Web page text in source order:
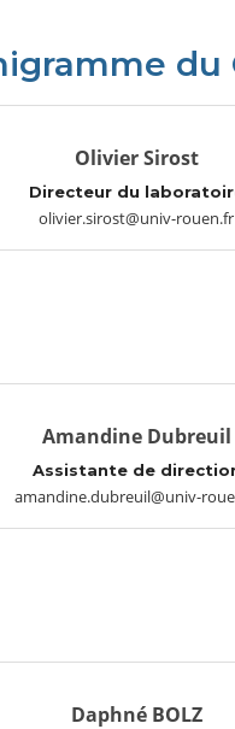
du
Olivier Sirost
Directeur du
olivier.sirost@univ-rouen.fr
Amandine Dubreuil
Assistante de
amandine.dubreuil@univ-
Daphné BOLZ